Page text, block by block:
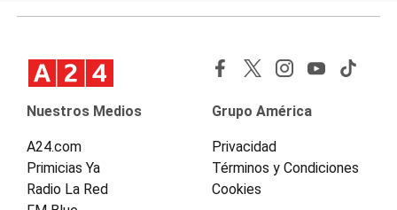
Nuestros Medios
A24.com
Primicias Ya
Radio La Red
Grupo América
Privacidad
Términos y Condiciones
Cookies